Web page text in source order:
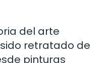
del arte
retratado de
pinturas